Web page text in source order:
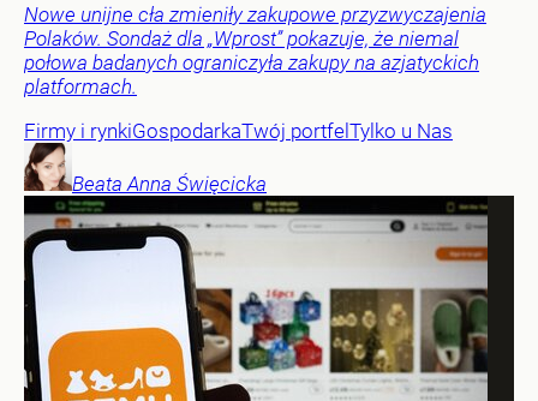
Nowe unijne cła zmieniły zakupowe przyzwyczajenia
Polaków. Sondaż dla „Wprost” pokazuje, że niemal
połowa badanych ograniczyła zakupy na azjatyckich
platformach.
Firmy i rynkiGospodarkaTwój portfelTylko u Nas
Beata Anna Święcicka